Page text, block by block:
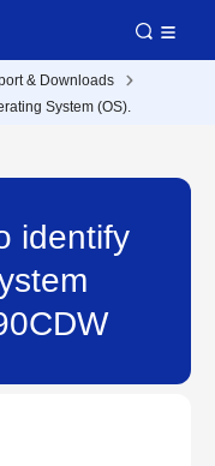
& Downloads
System (OS).
identify